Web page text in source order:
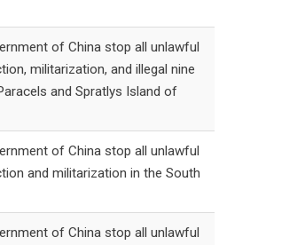
of China stop all unlawful
militarization, and illegal nine
and Spratlys Island of
of China stop all unlawful
and militarization in the South
of China stop all unlawful